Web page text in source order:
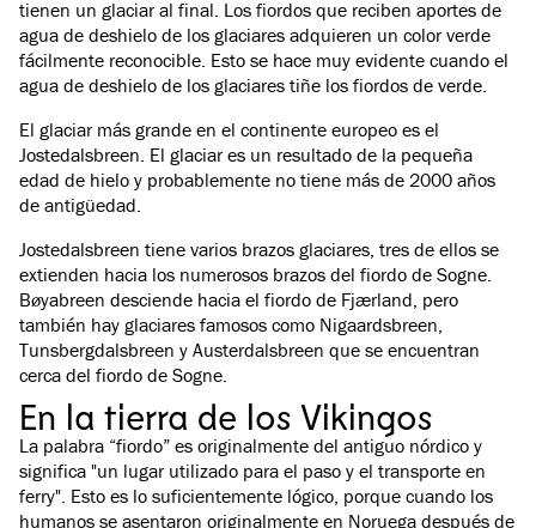
tienen un glaciar al final. Los fiordos que reciben aportes de
agua de deshielo de los glaciares adquieren un color verde
fácilmente reconocible. Esto se hace muy evidente cuando el
agua de deshielo de los glaciares tiñe los fiordos de verde.
El glaciar más grande en el continente europeo es el
Jostedalsbreen. El glaciar es un resultado de la pequeña
edad de hielo y probablemente no tiene más de 2000 años
de antigüedad.
Jostedalsbreen tiene varios brazos glaciares, tres de ellos se
extienden hacia los numerosos brazos del fiordo de Sogne.
Bøyabreen desciende hacia el fiordo de Fjærland, pero
también hay glaciares famosos como Nigaardsbreen,
Tunsbergdalsbreen y Austerdalsbreen que se encuentran
cerca del fiordo de Sogne.
En la tierra de los Vikingos
La palabra “fiordo” es originalmente del antiguo nórdico y
significa "un lugar utilizado para el paso y el transporte en
ferry". Esto es lo suficientemente lógico, porque cuando los
humanos se asentaron originalmente en Noruega después de